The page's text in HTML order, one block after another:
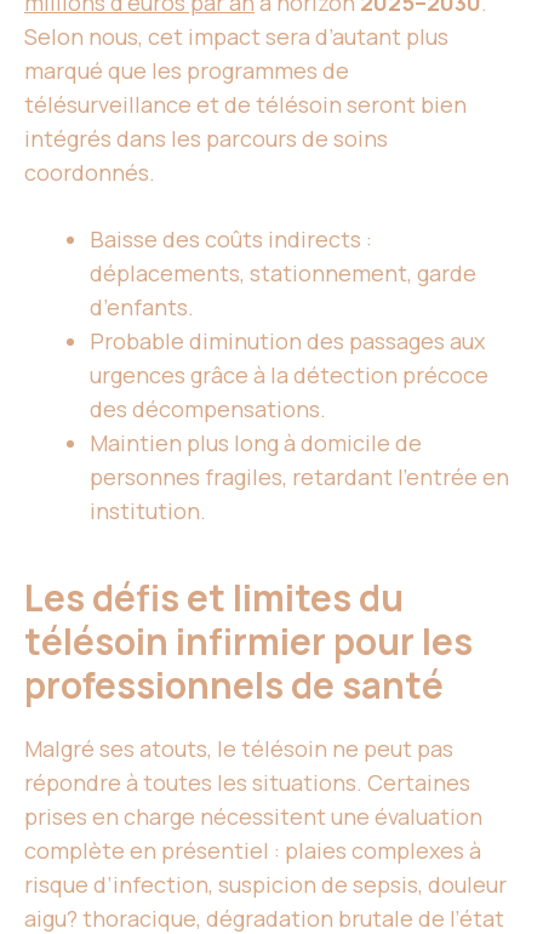
Selon nous, cet impact sera d’autant plus
marqué que les programmes de
télésurveillance et de télésoin seront bien
intégrés dans les parcours de soins
coordonnés.
Baisse des coûts indirects :
déplacements, stationnement, garde
d’enfants.
Probable diminution des passages aux
urgences grâce à la détection précoce
des décompensations.
Maintien plus long à domicile de
personnes fragiles, retardant l’entrée en
institution.
Les défis et limites du
télésoin infirmier pour les
professionnels de santé
Malgré ses atouts, le télésoin ne peut pas
répondre à toutes les situations. Certaines
prises en charge nécessitent une évaluation
complète en présentiel : plaies complexes à
risque d’infection, suspicion de sepsis, douleur
aigu? thoracique, dégradation brutale de l’état